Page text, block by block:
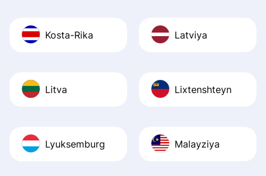
Kosta-Rika Latviya
Litva Lixtenshteyn
Lyuksemburg Malayziya